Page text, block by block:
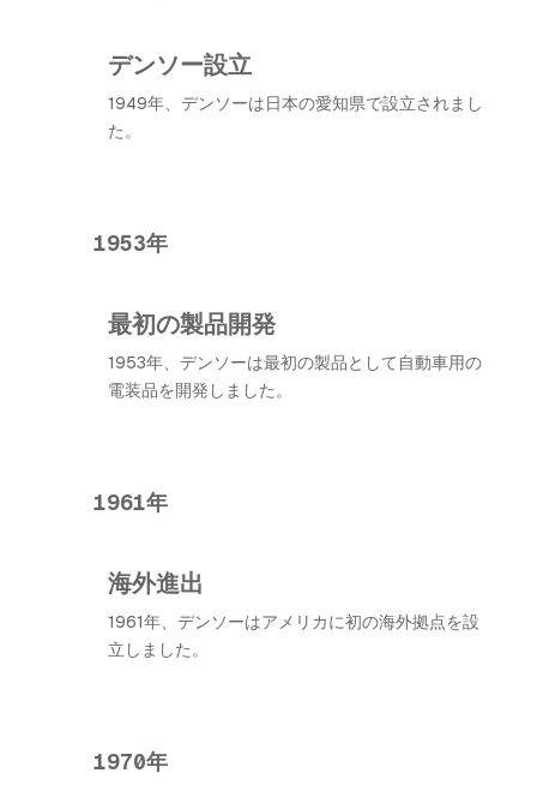
デンソー設立
1949年、デンソーは日本の愛知県で設立されまし
た。
1953年
最初の製品開発
1953年、デンソーは最初の製品として自動車用の
電装品を開発しました。
1961年
海外進出
1961年、デンソーはアメリカに初の海外拠点を設
立しました。
1970年